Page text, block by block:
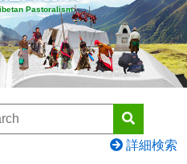
Pastoralism
詳細検索